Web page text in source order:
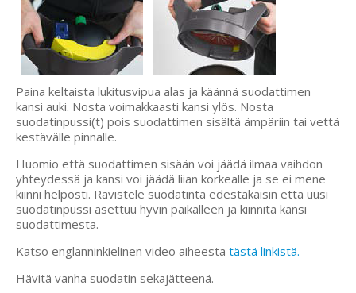
Paina keltaista lukitusvipua alas ja käännä suodattimen
kansi auki. Nosta voimakkaasti kansi ylös. Nosta
suodatinpussi(t) pois suodattimen sisältä ämpäriin tai vettä
kestävälle pinnalle.
Huomio että suodattimen sisään voi jäädä ilmaa vaihdon
yhteydessä ja kansi voi jäädä liian korkealle ja se ei mene
kiinni helposti. Ravistele suodatinta edestakaisin että uusi
suodatinpussi asettuu hyvin paikalleen ja kiinnitä kansi
suodattimesta.
Katso englanninkielinen video aiheesta tästä linkistä.
Hävitä vanha suodatin sekajätteenä.